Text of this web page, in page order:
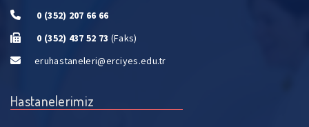
0 (352) 207 66 66
0 (352) 437 52 73 (Faks)
eruhastaneleri@erciyes.edu.tr
Hastanelerimiz